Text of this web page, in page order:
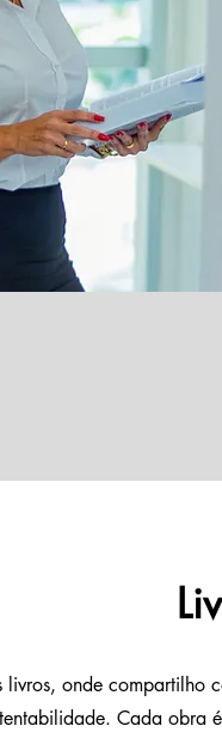
livros, onde compartilho
Cada obra